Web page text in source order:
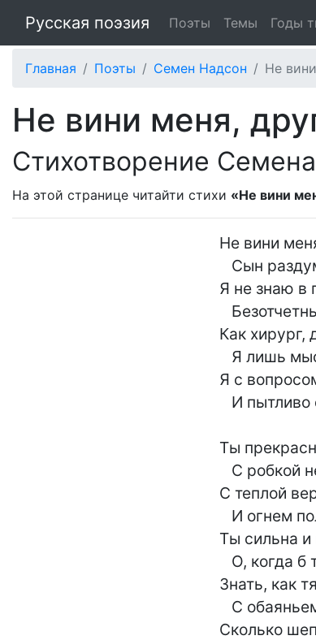
Русская поэзия Поэты Темы Годы
Главная Поэты Семен Надсон Не
Не вини меня,
Стихотворение
На этой странице читайти стихи «Не вини
Не вини
Я не знаю в
Как
Я с
Ты
С теплой
Ты сильна и
Знать, как
Сколько